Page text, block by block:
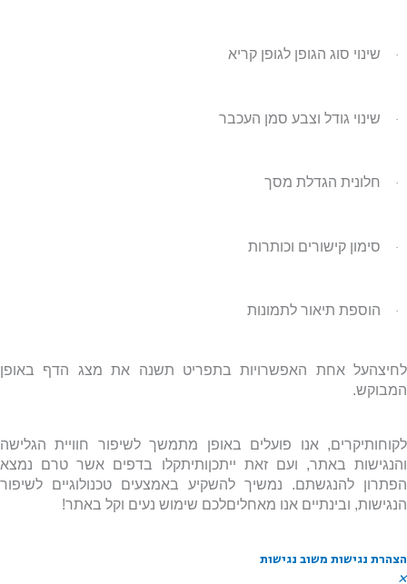
· שינוי סוג הגופן לגופן קריא
· שינוי גודל וצבע סמן העכבר
· חלונית הגדלת מסך
· סימון קישורים וכותרות
· הוספת תיאור לתמונות
לחיצהעל אחת האפשרויות בתפריט תשנה את מצג הדף באופן
המבוקש.
לקוחותיקרים, אנו פועלים באופן מתמשך לשיפור חוויית הגלישה
והנגישות באתר, ועם זאת ייתכןותיתקלו בדפים אשר טרם נמצא
הפתרון להנגשתם. נמשיך להשקיע באמצעים טכנולוגיים לשיפור
הנגישות, ובינתיים אנו מאחליםלכם שימוש נעים וקל באתר!
הצהרת נגישות משוב נגישות
✕